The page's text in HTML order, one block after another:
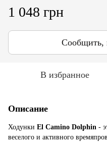
1 048 грн
Сообщить,
В избранное
Описание
Ходунки El Camino Dolphin -
веселого и активного